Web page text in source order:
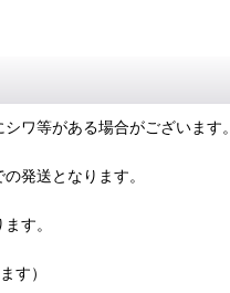
ワ等がある場合がございます。
発送となります。
す。
す）